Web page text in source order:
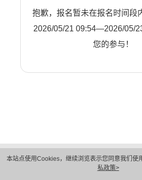
本站点使用Cookies，继续浏览表示您同意我们使
私政策>
抱歉，报名暂未在报名时间段
2026/05/21 09:54—2026/05/
您的参与！
隐私保护
法律声明